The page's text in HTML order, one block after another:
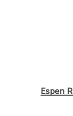
Espen